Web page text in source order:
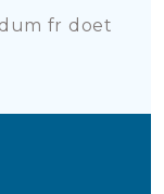
fr doet